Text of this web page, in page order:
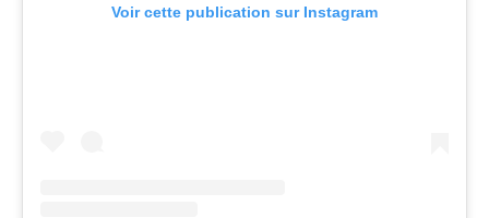
Voir cette publication sur Instagram